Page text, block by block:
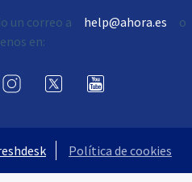
un correo a help@ahora.es
o
en:
Política de cookies